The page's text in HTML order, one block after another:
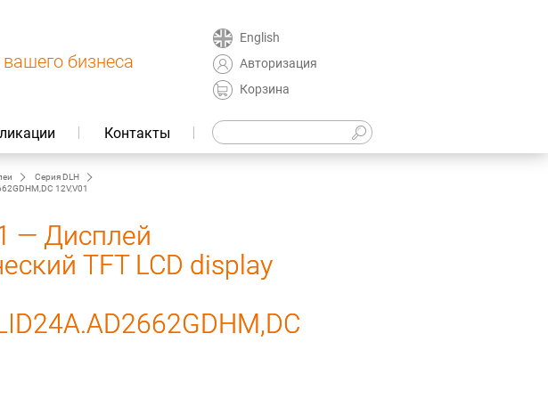
бизнеса
English
Авторизация
Корзина
Контакты
Серия DLH
12V,V01
— Дисплей
TFT LCD display